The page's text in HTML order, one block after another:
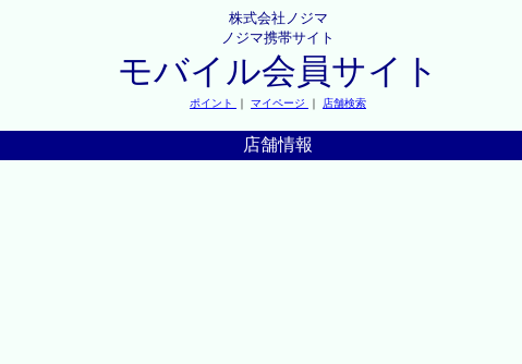
株式会社ノジマ
ノジマ携帯サイト
モバイル会員サイト
ポイント ｜ マイページ ｜ 店舗検索
店舗情報